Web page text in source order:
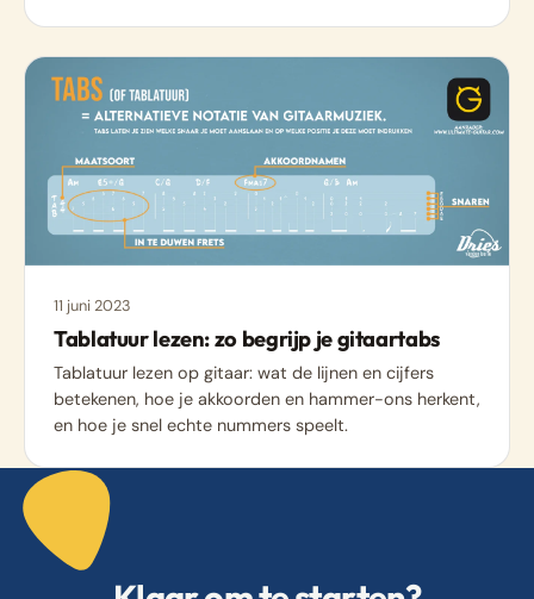
11 juni 2023
Tablatuur lezen: zo begrijp je gitaartabs
Tablatuur lezen op gitaar: wat de lijnen en cijfers
betekenen, hoe je akkoorden en hammer-ons herkent,
en hoe je snel echte nummers speelt.